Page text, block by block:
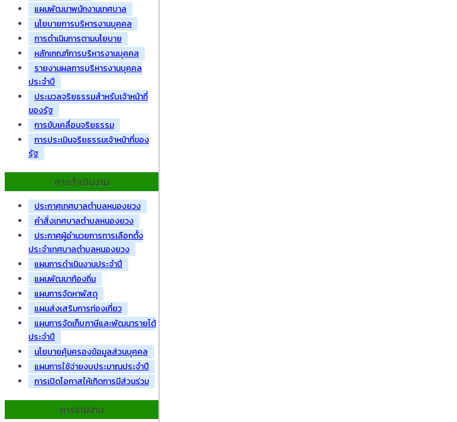
แผนพัฒนาพนักงานเทศบาล
นโยบายการบริหารงานบุคคล
การดำเนินการตามนโยบาย
หลักเกณฑ์การบริหารงานบุคคล
รายงานผลการบริหารงานบุคคล
ประจำปี
ประมวลจริยธรรมสำหรับเจ้าหน้าที่
ของรัฐ
การขับเคลื่อนจริยธรรม
การประเมินจริยธรรมเจ้าหน้าที่ของ
รัฐ
การดำเนินงาน
ประกาศเทศบาลตำบลหนองยวง
คำสั่งเทศบาลตำบลหนองยวง
ประกาศผู้อำนวยการการเลือกตั้ง
ประจำเทศบาลตำบลหนองยวง
แผนการดำเนินงานประจำปี
แผนพัฒนาท้องถิ่น
แผนการจัดหาพัสดุ
แผนส่งเสริมการท่องเที่ยว
แผนการจัดเก็บภาษีและพัฒนารายได้
ประจำปี
นโยบายคุ้มครองข้อมูลส่วนบุคคล
แผนการใช้จ่ายงบประมาณประจำปี
การเปิดโอกาสให้เกิดการมีส่วนร่วม
การรายงาน